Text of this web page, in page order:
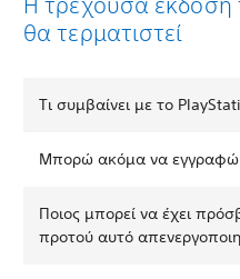
θα τερματιστεί
Τι συμβαίνει με το
Μπορώ ακόμα να εγγραφώ
Ποιος μπορεί να έχει
προτού αυτό